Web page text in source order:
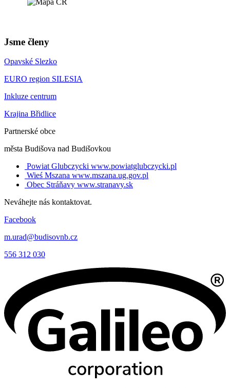
Jsme členy
Opavské Slezko
EURO region SILESIA
Inkluze centrum
Krajina Břidlice
Partnerské obce
města Budišova nad Budišovkou
Powiat Glubczycki www.powiatglubczycki.pl
Wieś Mszana www.mszana.ug.gov.pl
Obec Stráňavy www.stranavy.sk
Neváhejte nás kontaktovat.
Facebook
m.urad@budisovnb.cz
556 312 030